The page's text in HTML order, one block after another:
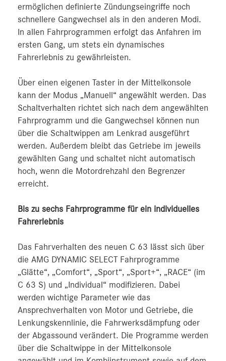
ermöglichen definierte Zündungseingriffe noch
schnellere Gangwechsel als in den anderen Modi.
In allen Fahrprogrammen erfolgt das Anfahren im
ersten Gang, um stets ein dynamisches
Fahrerlebnis zu gewährleisten.
Über einen eigenen Taster in der Mittelkonsole
kann der Modus „Manuell“ angewählt werden. Das
Schaltverhalten richtet sich nach dem angewählten
Fahrprogramm und die Gangwechsel können nun
über die Schaltwippen am Lenkrad ausgeführt
werden. Außerdem bleibt das Getriebe im jeweils
gewählten Gang und schaltet nicht automatisch
hoch, wenn die Motordrehzahl den Begrenzer
erreicht.
Bis zu sechs Fahrprogramme für ein individuelles
Fahrerlebnis
Das Fahrverhalten des neuen C 63 lässt sich über
die AMG DYNAMIC SELECT Fahrprogramme
„Glätte“, „Comfort“, „Sport“, „Sport+“, „RACE“ (im
C 63 S) und „Individual“ modifizieren. Dabei
werden wichtige Parameter wie das
Ansprechverhalten von Motor und Getriebe, die
Lenkungskennlinie, die Fahrwerksdämpfung oder
der Abgassound verändert. Die Programme werden
über die Schaltwippe in der Mittelkonsole